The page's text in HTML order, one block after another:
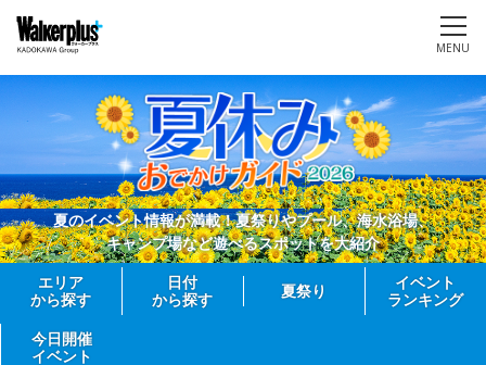
MENU
夏のイベント情報が満載！夏祭りやプール、海水浴場、
キャンプ場など遊べるスポットを大紹介
エリア
から探す
日付
から探す
夏祭り
イベント
ランキング
今日開催
イベント